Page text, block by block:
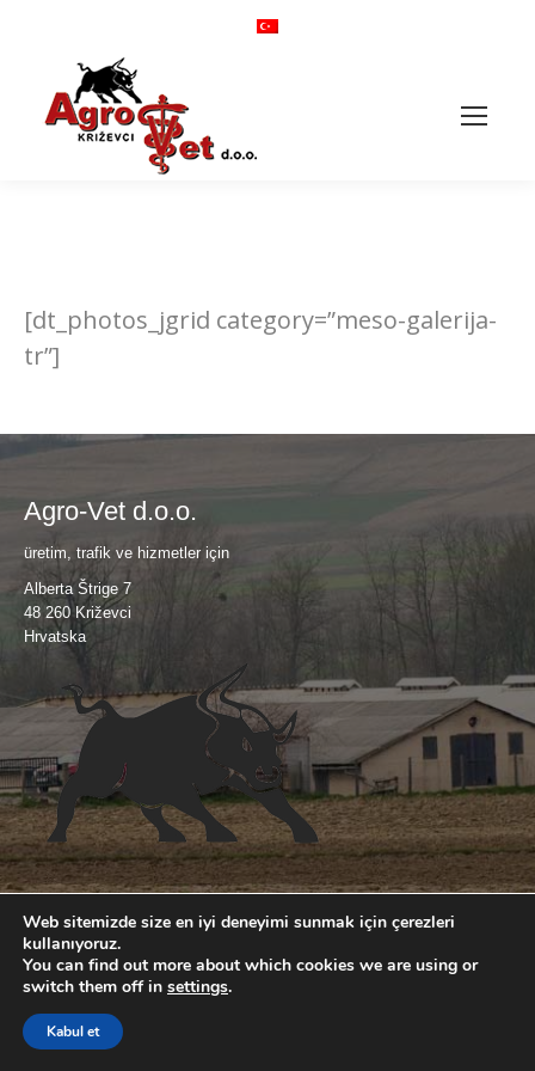
[dt_photos_jgrid category=”meso-galerija-
tr”]
Agro-Vet d.o.o.
üretim, trafik ve hizmetler için
Alberta Štrige 7
48 260 Križevci
Hrvatska
2018. © Agro Vet d.o.o.
Web sitemizde size en iyi deneyimi sunmak için çerezleri
kullanıyoruz.
You can find out more about which cookies we are using or
switch them off in settings.
Kabul et